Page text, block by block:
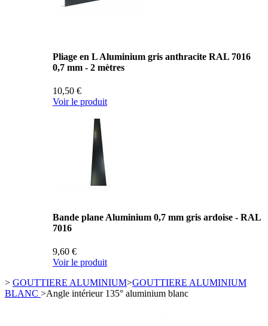
Pliage en L Aluminium gris anthracite RAL 7016
0,7 mm - 2 mètres
10,50 €
Voir le produit
Bande plane Aluminium 0,7 mm gris ardoise - RAL
7016
9,60 €
Voir le produit
> GOUTTIERE ALUMINIUM>GOUTTIERE ALUMINIUM
BLANC >Angle intérieur 135° aluminium blanc